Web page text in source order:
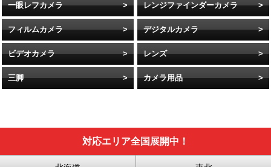
一眼レフカメラ レンジファインダーカメラ
フィルムカメラ デジタルカメラ
ビデオカメラ レンズ
三脚 カメラ用品
対応エリア全国展開中！